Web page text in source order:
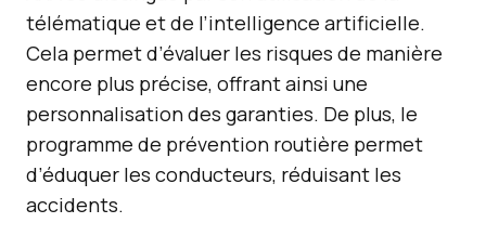
télématique et de l’intelligence artificielle.
Cela permet d’évaluer les risques de manière
encore plus précise, offrant ainsi une
personnalisation des garanties. De plus, le
programme de prévention routière permet
d’éduquer les conducteurs, réduisant les
accidents.